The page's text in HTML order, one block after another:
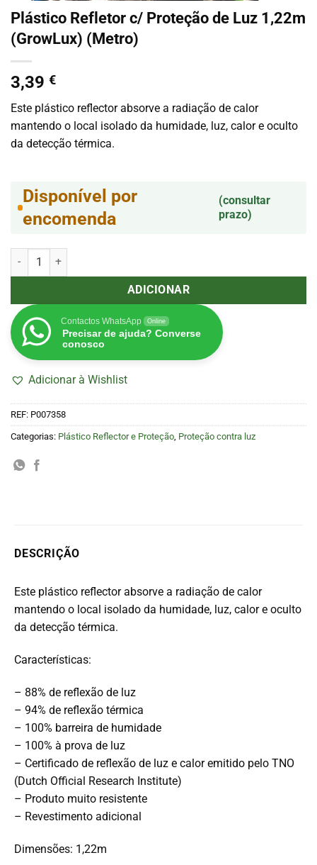
Plástico Refletor c/ Proteção de Luz 1,22m
(GrowLux) (Metro)
3,39 €
Este plástico reflector absorve a radiação de calor
mantendo o local isolado da humidade, luz, calor e oculto
da detecção térmica.
Disponível por
encomenda
(consultar
prazo)
Quantidade de Plástico Refletor c/ Proteção de Luz 1,22m
ADICIONAR
Contactos WhatsApp Online
Precisar de ajuda? Converse
conosco
Adicionar à Wishlist
REF: P007358
Categorias: Plástico Reflector e Proteção Proteção contra luz
DESCRIÇÃO
Este plástico reflector absorve a radiação de calor
mantendo o local isolado da humidade, luz, calor e oculto
da detecção térmica.
Características:
– 88% de reflexão de luz
– 94% de reflexão térmica
– 100% barreira de humidade
– 100% à prova de luz
– Certificado de reflexão de luz e calor emitido pelo TNO
(Dutch Official Research Institute)
– Produto muito resistente
– Revestimento adicional
Dimensões: 1,22m